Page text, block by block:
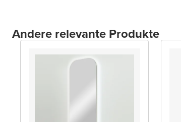
Andere relevante Produkte